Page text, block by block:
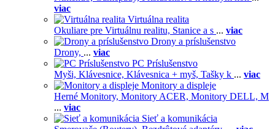
viac
Virtuálna realita
Okuliare pre Virtuálnu realitu, Stanice a s ... viac
Drony a príslušenstvo
Drony, ... viac
PC Príslušenstvo
Myši, Klávesnice, Klávesnica + myš, Tašky k ... viac
Monitory a displeje
Herné Monitory, Monitory ACER, Monitory DELL, M
... viac
Sieť a komunikácia